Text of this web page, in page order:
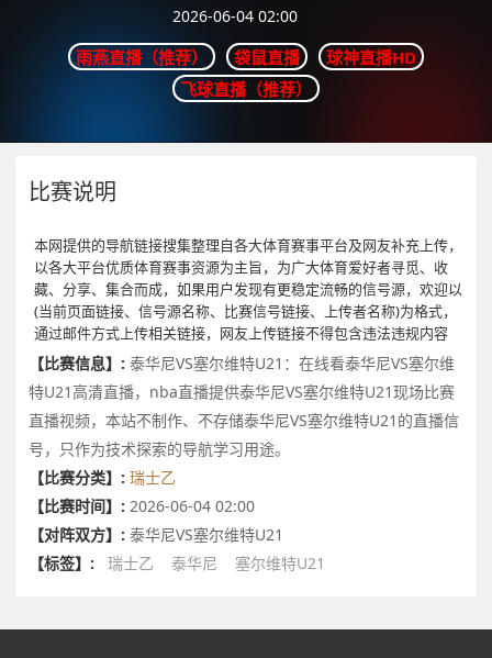
2026-06-04 02:00
雨燕直播（推荐） 袋鼠直播
球神直播HD
飞球直播（推荐）
比赛说明
本网提供的导航链接搜集整理自各大体育赛事平台及网友补充上传，
以各大平台优质体育赛事资源为主旨，为广大体育爱好者寻觅、收
藏、分享、集合而成，如果用户发现有更稳定流畅的信号源，欢迎以
(当前页面链接、信号源名称、比赛信号链接、上传者名称)为格式，
通过邮件方式上传相关链接，网友上传链接不得包含违法违规内容
【比赛信息】: 泰华尼VS塞尔维特U21：在线看泰华尼VS塞尔维
特U21高清直播，nba直播提供泰华尼VS塞尔维特U21现场比赛
直播视频，本站不制作、不存储泰华尼VS塞尔维特U21的直播信
号，只作为技术探索的导航学习用途。
【比赛分类】: 瑞士乙
【比赛时间】: 2026-06-04 02:00
【对阵双方】: 泰华尼VS塞尔维特U21
【标签】:
瑞士乙 泰华尼 塞尔维特U21